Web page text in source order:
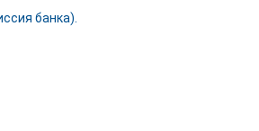
банка).